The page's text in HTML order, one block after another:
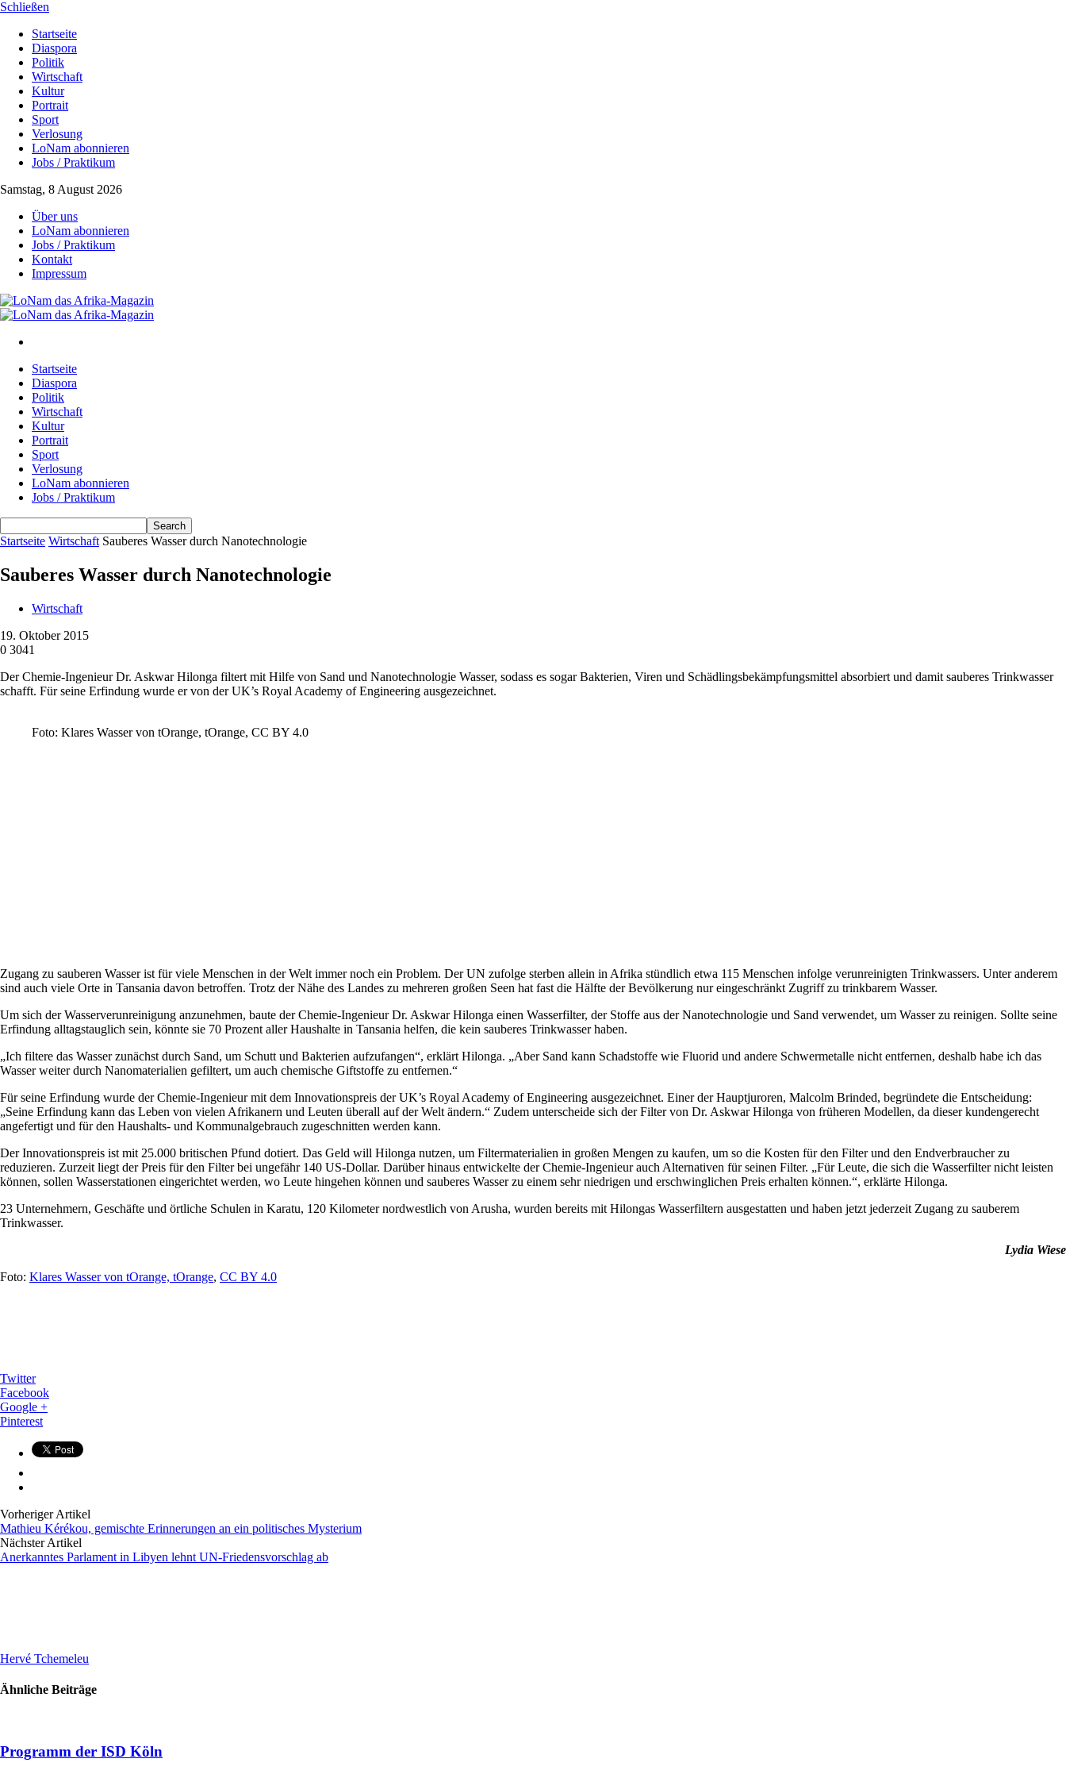
Schließen
Startseite
Diaspora
Politik
Wirtschaft
Kultur
Portrait
Sport
Verlosung
LoNam abonnieren
Jobs / Praktikum
Samstag, 8 August 2026
Über uns
LoNam abonnieren
Jobs / Praktikum
Kontakt
Impressum
Startseite
Diaspora
Politik
Wirtschaft
Kultur
Portrait
Sport
Verlosung
LoNam abonnieren
Jobs / Praktikum
Startseite Wirtschaft Sauberes Wasser durch Nanotechnologie
Sauberes Wasser durch Nanotechnologie
Wirtschaft
19. Oktober 2015
0 3041
Der Chemie-Ingenieur Dr. Askwar Hilonga filtert mit Hilfe von Sand und Nanotechnologie Wasser, sodass es sogar Bakterien, Viren und Schädlingsbekämpfungsmittel absorbiert und damit sauberes Trinkwasser
schafft. Für seine Erfindung wurde er von der UK’s Royal Academy of Engineering ausgezeichnet.
Foto: Klares Wasser von tOrange, tOrange, CC BY 4.0
Zugang zu sauberen Wasser ist für viele Menschen in der Welt immer noch ein Problem. Der UN zufolge sterben allein in Afrika stündlich etwa 115 Menschen infolge verunreinigten Trinkwassers. Unter anderem
sind auch viele Orte in Tansania davon betroffen. Trotz der Nähe des Landes zu mehreren großen Seen hat fast die Hälfte der Bevölkerung nur eingeschränkt Zugriff zu trinkbarem Wasser.
Um sich der Wasserverunreinigung anzunehmen, baute der Chemie-Ingenieur Dr. Askwar Hilonga einen Wasserfilter, der Stoffe aus der Nanotechnologie und Sand verwendet, um Wasser zu reinigen. Sollte seine
Erfindung alltagstauglich sein, könnte sie 70 Prozent aller Haushalte in Tansania helfen, die kein sauberes Trinkwasser haben.
„Ich filtere das Wasser zunächst durch Sand, um Schutt und Bakterien aufzufangen“, erklärt Hilonga. „Aber Sand kann Schadstoffe wie Fluorid und andere Schwermetalle nicht entfernen, deshalb habe ich das
Wasser weiter durch Nanomaterialien gefiltert, um auch chemische Giftstoffe zu entfernen.“
Für seine Erfindung wurde der Chemie-Ingenieur mit dem Innovationspreis der UK’s Royal Academy of Engineering ausgezeichnet. Einer der Hauptjuroren, Malcolm Brinded, begründete die Entscheidung:
„Seine Erfindung kann das Leben von vielen Afrikanern und Leuten überall auf der Welt ändern.“ Zudem unterscheide sich der Filter von Dr. Askwar Hilonga von früheren Modellen, da dieser kundengerecht
angefertigt und für den Haushalts- und Kommunalgebrauch zugeschnitten werden kann.
Der Innovationspreis ist mit 25.000 britischen Pfund dotiert. Das Geld will Hilonga nutzen, um Filtermaterialien in großen Mengen zu kaufen, um so die Kosten für den Filter und den Endverbraucher zu
reduzieren. Zurzeit liegt der Preis für den Filter bei ungefähr 140 US-Dollar. Darüber hinaus entwickelte der Chemie-Ingenieur auch Alternativen für seinen Filter. „Für Leute, die sich die Wasserfilter nicht leisten
können, sollen Wasserstationen eingerichtet werden, wo Leute hingehen können und sauberes Wasser zu einem sehr niedrigen und erschwinglichen Preis erhalten können.“, erklärte Hilonga.
23 Unternehmern, Geschäfte und örtliche Schulen in Karatu, 120 Kilometer nordwestlich von Arusha, wurden bereits mit Hilongas Wasserfiltern ausgestatten und haben jetzt jederzeit Zugang zu sauberem
Trinkwasser.
Lydia Wiese
Foto: Klares Wasser von tOrange, tOrange, CC BY 4.0
Twitter
Facebook
Google +
Pinterest
Vorheriger Artikel
Mathieu Kérékou, gemischte Erinnerungen an ein politisches Mysterium
Nächster Artikel
Anerkanntes Parlament in Libyen lehnt UN-Friedensvorschlag ab
Hervé Tchemeleu
Ähnliche Beiträge
Programm der ISD Köln